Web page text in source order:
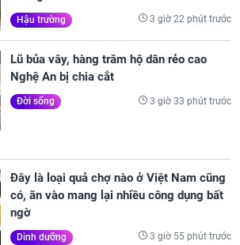
Hậu trường 3 giờ 22 phút trước
Lũ bủa vây, hàng trăm hộ dân rẻo cao
Nghệ An bị chia cắt
Đời sống 3 giờ 33 phút trước
Đây là loại quả chợ nào ở Việt Nam cũng
có, ăn vào mang lại nhiều công dụng bất
ngờ
Dinh dưỡng 3 giờ 55 phút trước